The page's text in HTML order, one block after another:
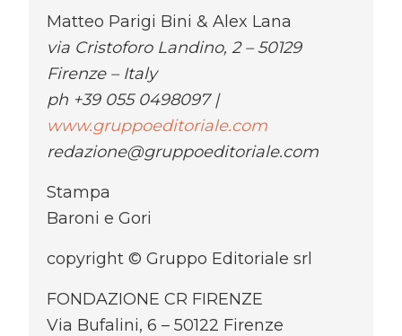
Matteo Parigi Bini & Alex Lana
via Cristoforo Landino, 2 – 50129
Firenze – Italy
ph +39 055 0498097 |
www.gruppoeditoriale.com
redazione@gruppoeditoriale.com
Stampa
Baroni e Gori
copyright © Gruppo Editoriale srl
FONDAZIONE CR FIRENZE
Via Bufalini, 6 – 50122 Firenze